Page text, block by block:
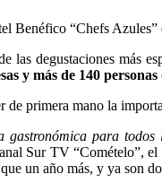
Benéfico “Chefs
las degustaciones más
y más de 140
primera mano la
para
Sur TV “Comételo”,
un año más, y ya son